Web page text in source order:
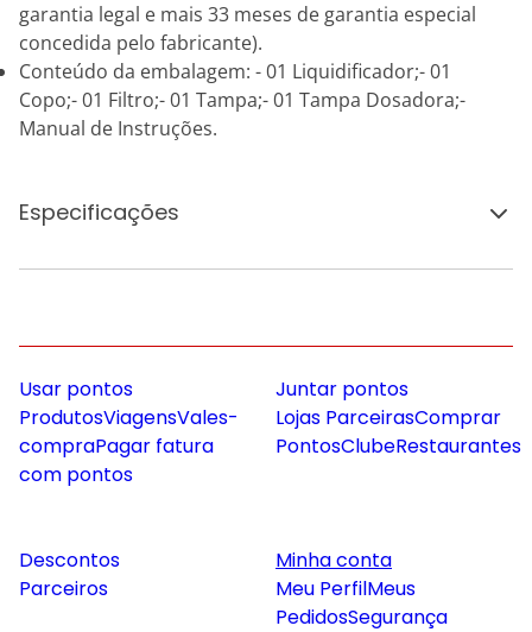
garantia legal e mais 33 meses de garantia especial
concedida pelo fabricante).
Conteúdo da embalagem: - 01 Liquidificador;- 01
Copo;- 01 Filtro;- 01 Tampa;- 01 Tampa Dosadora;-
Manual de Instruções.
Especificações
Usar pontos
ProdutosViagensVales-
compraPagar fatura
com pontos
Juntar pontos
Lojas ParceirasComprar
PontosClubeRestaurantes
Descontos
Parceiros
Minha conta
Meu PerfilMeus
PedidosSegurança